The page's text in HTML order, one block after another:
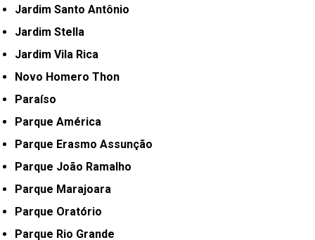
Jardim Santo Antônio
Jardim Stella
Jardim Vila Rica
Novo Homero Thon
Paraíso
Parque América
Parque Erasmo Assunção
Parque João Ramalho
Parque Marajoara
Parque Oratório
Parque Rio Grande